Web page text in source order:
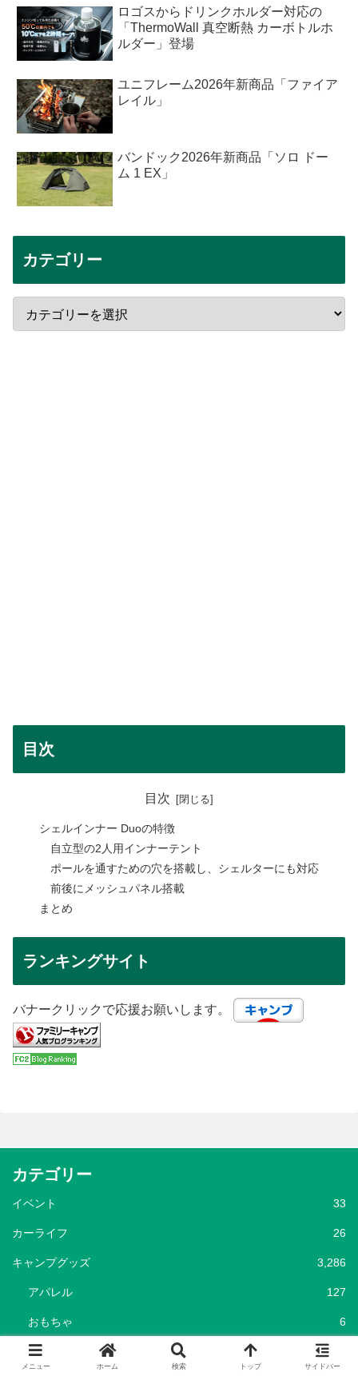
ロゴスからドリンクホルダー対応の
「ThermoWall 真空断熱 カーボトルホ
ルダー」登場
ユニフレーム2026年新商品「ファイア
レイル」
バンドック2026年新商品「ソロ ドー
ム 1 EX」
カテゴリー
目次
目次
シェルインナー Duoの特徴
自立型の2人用インナーテント
ポールを通すための穴を搭載し、シェルターにも対応
前後にメッシュパネル搭載
まとめ
ランキングサイト
バナークリックで応援お願いします。
カテゴリー
イベント 33
カーライフ 26
キャンプグッズ 3,286
アパレル 127
おもちゃ 6
クーラー 172
メニュー ホーム 検索 トップ サイドバー